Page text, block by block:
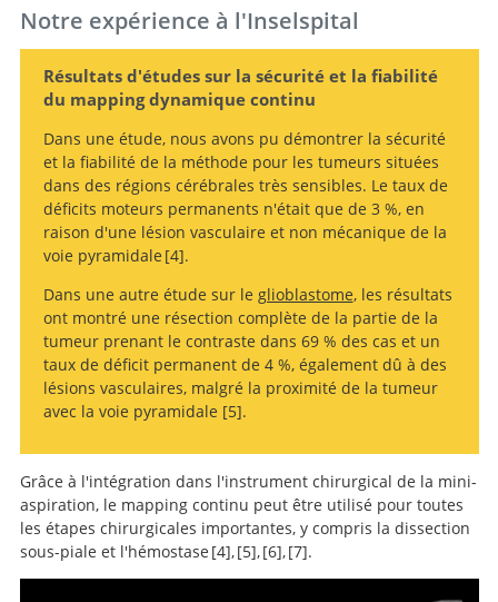
Notre expérience à l'Inselspital
Résultats d'études sur la sécurité et la fiabilité
du mapping dynamique continu
Dans une étude, nous avons pu démontrer la sécurité
et la fiabilité de la méthode pour les tumeurs situées
dans des régions cérébrales très sensibles. Le taux de
déficits moteurs permanents n'était que de 3 %, en
raison d'une lésion vasculaire et non mécanique de la
voie pyramidale 4
Continuous
dynamic mapping of the corticospinal tract during
surgery of motor eloquent brain tumors: evaluation of
a new method.
.
Dans une autre étude sur le glioblastome, les résultats
ont montré une résection complète de la partie de la
tumeur prenant le contraste dans 69 % des cas et un
taux de déficit permanent de 4 %, également dû à des
lésions vasculaires, malgré la proximité de la tumeur
avec la voie pyramidale 5
Intraoperative
monopolar mapping during 5-ALA-guided resections of
glioblastomas adjacent to motor eloquent areas:
evaluation of resection rates and neurological
outcome.
.
Grâce à l'intégration dans l'instrument chirurgical de la mini-
aspiration, le mapping continu peut être utilisé pour toutes
les étapes chirurgicales importantes, y compris la dissection
sous-piale et l'hémostase 4 , 5 , 6 , 7 .